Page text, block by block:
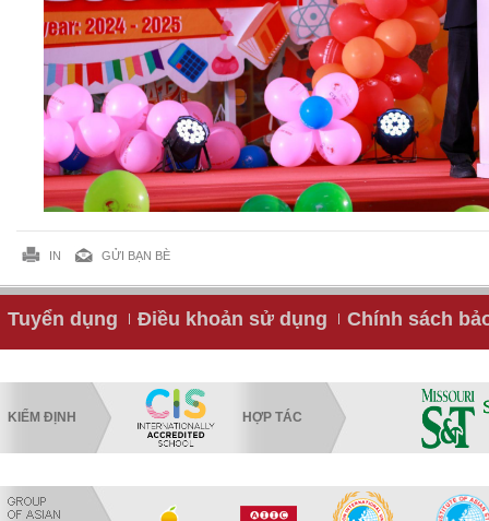
IN GỬI BẠN BÈ
Tuyển dụng Điều khoản sử dụng Chính sách
KIỂM ĐỊNH HỢP TÁC